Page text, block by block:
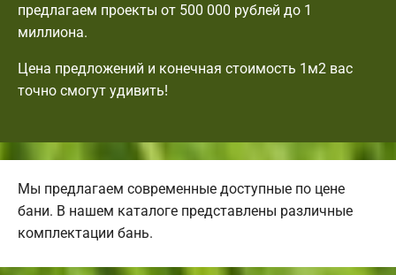
предлагаем проекты от 500 000 рублей до 1
миллиона.
Цена предложений и конечная стоимость 1м2 вас
точно смогут удивить!
Мы предлагаем современные доступные по цене
бани. В нашем каталоге представлены различные
комплектации бань.